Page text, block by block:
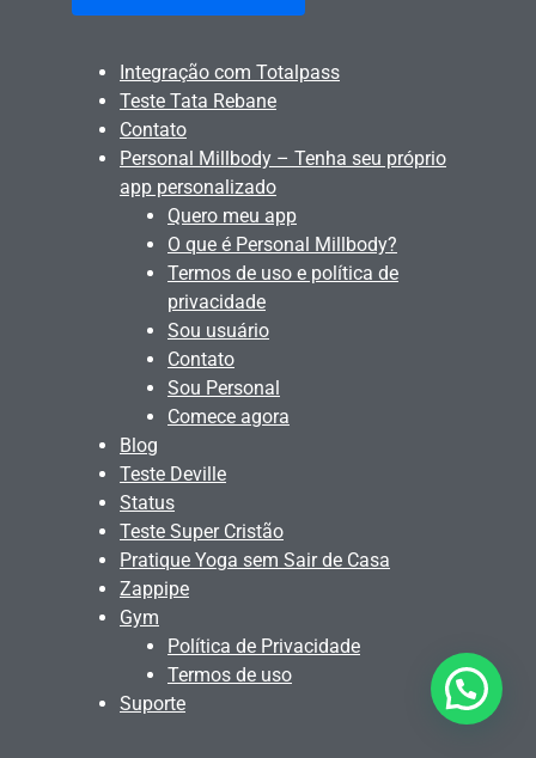
Integração com Totalpass
Teste Tata Rebane
Contato
Personal Millbody – Tenha seu próprio
app personalizado
Quero meu app
O que é Personal Millbody?
Termos de uso e política de
privacidade
Sou usuário
Contato
Sou Personal
Comece agora
Blog
Teste Deville
Status
Teste Super Cristão
Pratique Yoga sem Sair de Casa
Zappipe
Gym
Política de Privacidade
Termos de uso
Suporte